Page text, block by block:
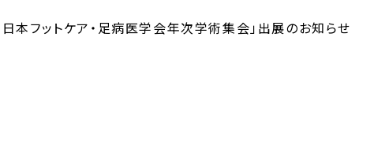
日本フットケア・足病医学会年次学術集会」出展のお知らせ